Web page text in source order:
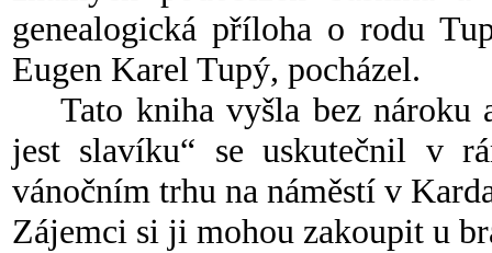
genealogická příloha o rodu
Eugen Karel Tupý, pocházel.
Tato kniha vyšla bez nároku
jest slavíku“ se uskutečnil v
vánočním trhu na náměstí v
Zájemci si ji mohou zakoupit u